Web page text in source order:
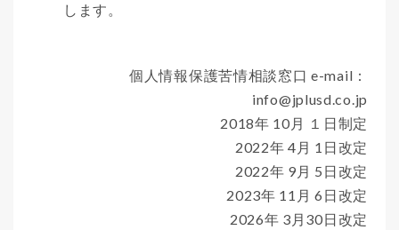
します。
個人情報保護苦情相談窓口 e-mail：
info@jplusd.co.jp
2018年 10月 １日制定
2022年 4月 1日改定
2022年 9月 5日改定
2023年 11月 6日改定
2026年 3月30日改定